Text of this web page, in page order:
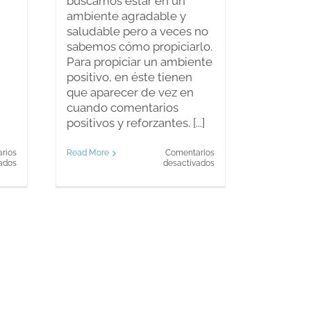
en
ambiente agradable y
saludable pero a veces no
sabemos cómo propiciarlo.
Para propiciar un ambiente
positivo, en éste tienen
que aparecer de vez en
cuando comentarios
positivos y reforzantes. [...]
Read More
Comentarios
desactivadosen